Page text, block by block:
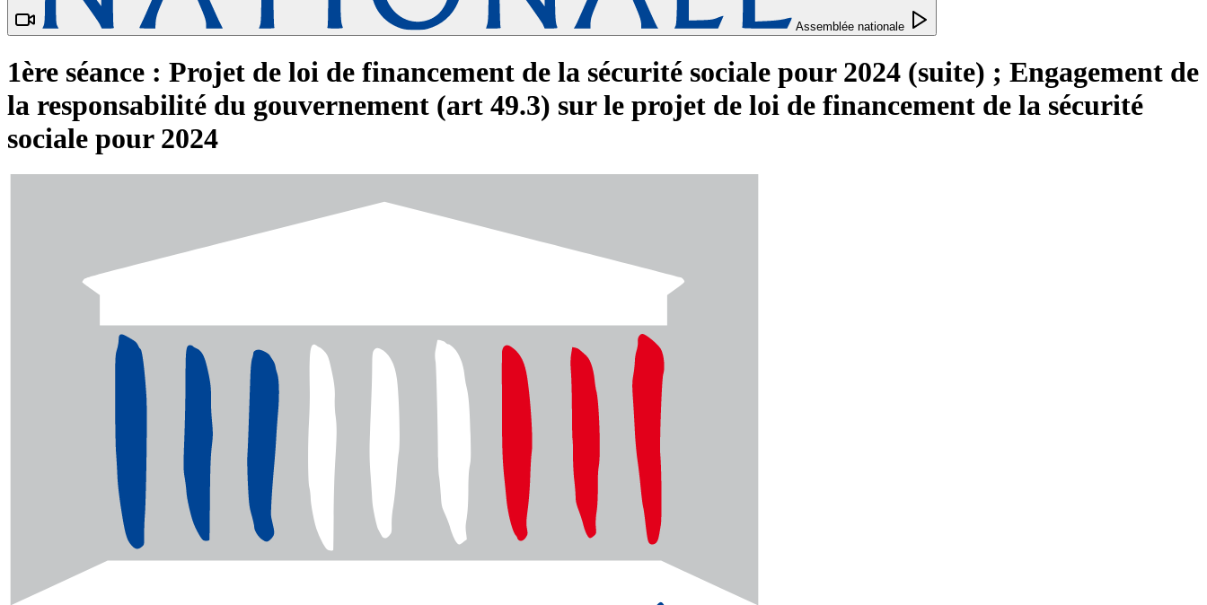
Assemblée nationale
1ère séance : Projet de loi de financement de la sécurité sociale pour 2024 (suite) ; Engagement de
la responsabilité du gouvernement (art 49.3) sur le projet de loi de financement de la sécurité
sociale pour 2024